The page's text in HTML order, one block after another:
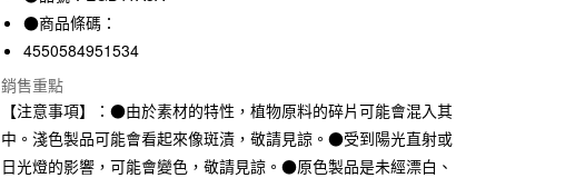
華南商業銀行
上海商業儲蓄銀行
臺灣中小企業銀行
匯豐（台灣）商業銀行
華泰商業銀行
聯邦商業銀行
遠東國際商業銀行
元大商業銀行
永豐商業銀行
LINE Pay
Apple Pay
街口支付
悠遊付
●商品條碼：
4550584951534
銷售重點
【注意事項】：●由於素材的特性，植物原料的碎片可能會混入其
中。淺色製品可能會看起來像斑漬，敬請見諒。●受到陽光直射或
日光燈的影響，可能會變色，敬請見諒。●原色製品是未經漂白、